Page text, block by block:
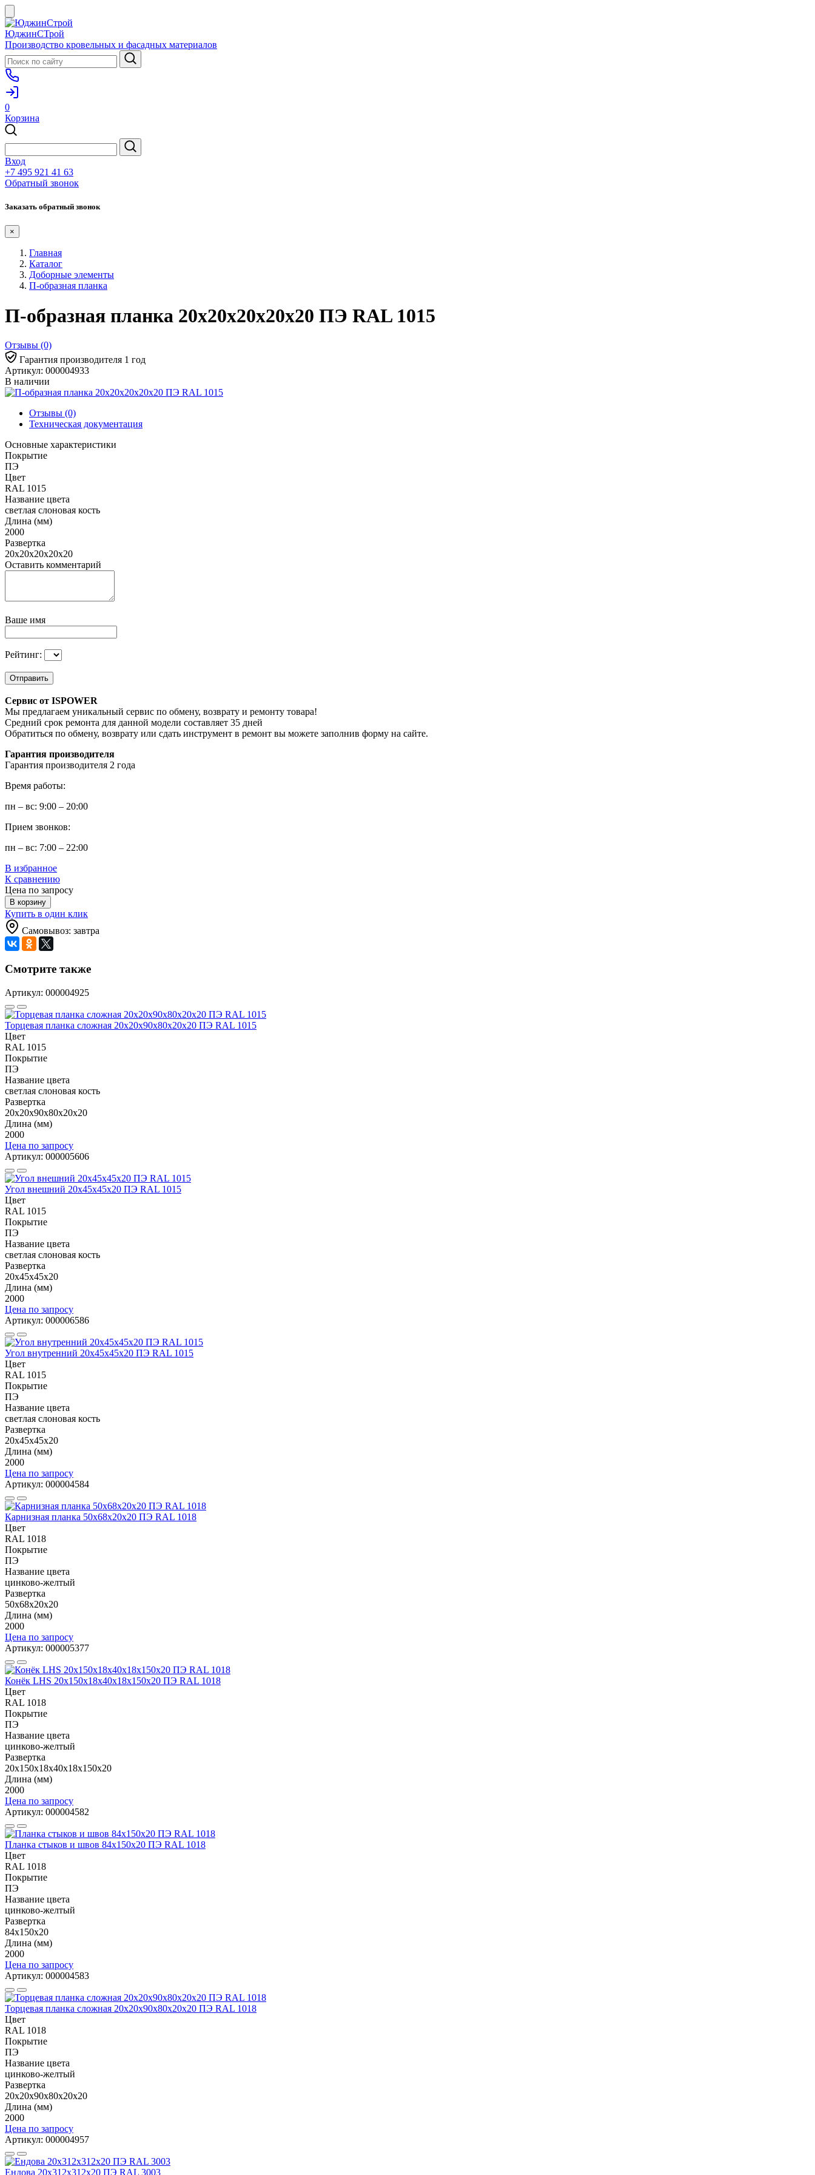
ЮджинСТрой
Производство кровельных и фасадных материалов
0
Корзина
Вход
+7 495 921 41 63
Обратный звонок
Заказать обратный звонок
×
Главная
Каталог
Доборные элементы
П-образная планка
П-образная планка 20х20х20х20х20 ПЭ RAL 1015
Отзывы (0)
Гарантия производителя 1 год
Артикул: 000004933
В наличии
Отзывы (0)
Техническая документация
Основные характеристики
Покрытие
ПЭ
Цвет
RAL 1015
Название цвета
светлая слоновая кость
Длина (мм)
2000
Развертка
20х20х20х20х20
Оставить комментарий
Ваше имя
Рейтинг:
Отправить
Сервис от ISPOWER
Мы предлагаем уникальный сервис по обмену, возврату и ремонту товара!
Средний срок ремонта для данной модели составляет 35 дней
Обратиться по обмену, возврату или сдать инструмент в ремонт вы можете заполнив форму на сайте.
Гарантия производителя
Гарантия производителя 2 года
Время работы:
пн – вс: 9:00 – 20:00
Прием звонков:
пн – вс: 7:00 – 22:00
В избранное
К сравнению
Цена по запросу
В корзину
Купить в один клик
Самовывоз: завтра
Смотрите также
Артикул: 000004925
Торцевая планка сложная 20х20х90х80х20х20 ПЭ RAL 1015
Цвет
RAL 1015
Покрытие
ПЭ
Название цвета
светлая слоновая кость
Развертка
20х20х90х80х20х20
Длина (мм)
2000
Цена по запросу
Артикул: 000005606
Угол внешний 20х45х45х20 ПЭ RAL 1015
Цвет
RAL 1015
Покрытие
ПЭ
Название цвета
светлая слоновая кость
Развертка
20х45х45х20
Длина (мм)
2000
Цена по запросу
Артикул: 000006586
Угол внутренний 20х45х45х20 ПЭ RAL 1015
Цвет
RAL 1015
Покрытие
ПЭ
Название цвета
светлая слоновая кость
Развертка
20х45х45х20
Длина (мм)
2000
Цена по запросу
Артикул: 000004584
Карнизная планка 50х68х20х20 ПЭ RAL 1018
Цвет
RAL 1018
Покрытие
ПЭ
Название цвета
цинково-желтый
Развертка
50х68х20х20
Длина (мм)
2000
Цена по запросу
Артикул: 000005377
Конёк LHS 20х150х18х40х18х150x20 ПЭ RAL 1018
Цвет
RAL 1018
Покрытие
ПЭ
Название цвета
цинково-желтый
Развертка
20х150х18х40х18х150x20
Длина (мм)
2000
Цена по запросу
Артикул: 000004582
Планка стыков и швов 84х150х20 ПЭ RAL 1018
Цвет
RAL 1018
Покрытие
ПЭ
Название цвета
цинково-желтый
Развертка
84х150х20
Длина (мм)
2000
Цена по запросу
Артикул: 000004583
Торцевая планка сложная 20х20х90х80х20х20 ПЭ RAL 1018
Цвет
RAL 1018
Покрытие
ПЭ
Название цвета
цинково-желтый
Развертка
20х20х90х80х20х20
Длина (мм)
2000
Цена по запросу
Артикул: 000004957
Ендова 20х312х312х20 ПЭ RAL 3003